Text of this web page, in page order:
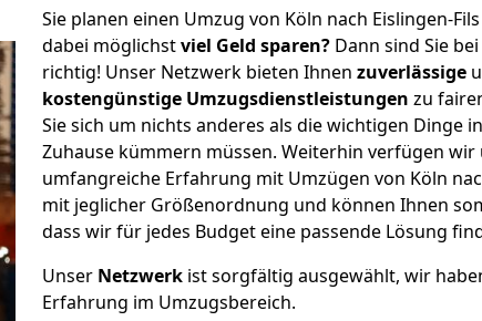
Sie planen einen Umzug von Köln nach Eislingen-
dabei möglichstviel Geld sparen? Dann sind Sie
richtig! Unser Netzwerk bieten Ihnen zuverlässige
kostengünstige Umzugsdienstleistungen zu
Sie sich um nichts anderes als die wichtigen Dinge
Zuhause kümmern müssen. Weiterhin verfügen wir
umfangreiche Erfahrung mit Umzügen von Köln
mit jeglicher Größenordnung und können Ihnen
dass wir für jedes Budget eine passende Lösung
Unser Netzwerk ist sorgfältig ausgewählt, wir
Erfahrung im Umzugsbereich.